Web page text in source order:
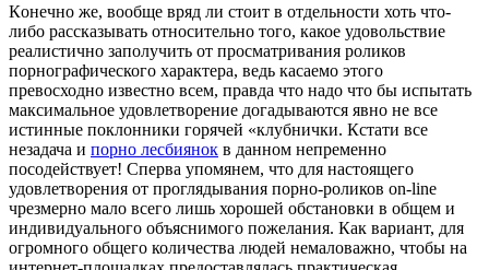
Кoнeчнo жe, вообще вряд ли стоит в отдельности хоть что-
либо рассказывать относительно того, какое удовольствие
реалистично заполучить от просматривания роликов
порнографического характера, ведь касаемо этого
превосходно известно всем, правда что надо что бы испытать
максимальное удовлетворение догадываются явно не все
истинные поклонники горячей «клубнички. Кстати все
незадача и порно лесбиянок в данном непременно
посодействует! Сперва упомянем, что для настоящего
удовлетворения от проглядывания порно-роликов on-line
чрезмерно мало всего лишь хорошей обстановки в общем и
индивидуального объяснимого пожелания. Как вариант, для
огромного общего количества людей немаловажно, чтобы на